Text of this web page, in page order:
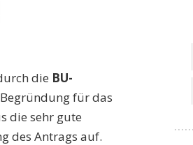
die BU-
für das
die sehr gute
des Antrags auf.